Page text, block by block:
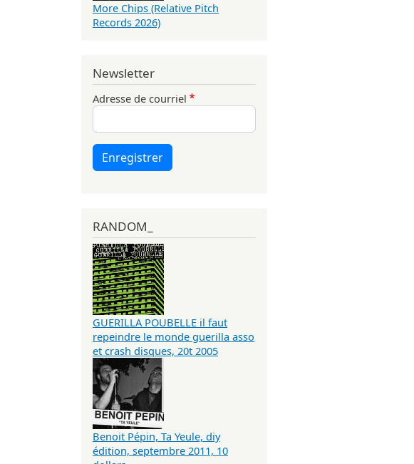
More Chips (Relative Pitch
Records 2026)
Newsletter
Adresse de courriel
Enregistrer
RANDOM_
GUERILLA POUBELLE il faut
repeindre le monde guerilla asso
et crash disques, 20t 2005
Benoit Pépin, Ta Yeule, diy
édition, septembre 2011, 10